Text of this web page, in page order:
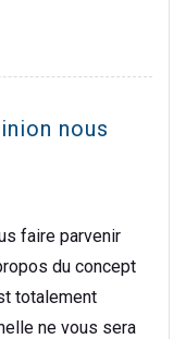
nous
faire parvenir
du concept
totalement
ne vous sera